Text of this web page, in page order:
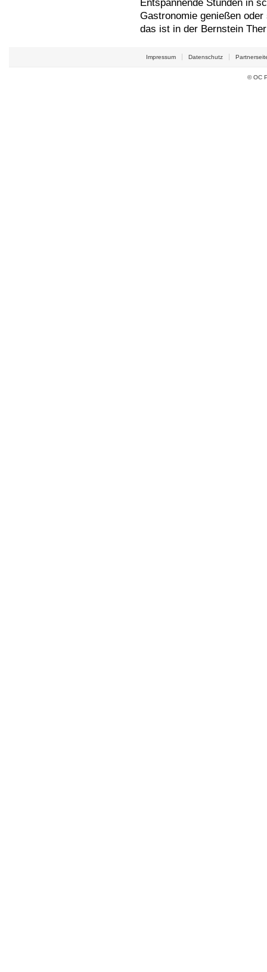
Entspannende Stunden in
Gastronomie genießen
das ist in der Bernstein
Impressum Datenschutz
© OC